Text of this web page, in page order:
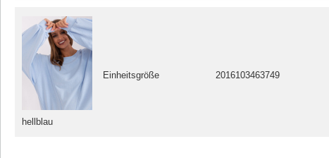
hellblau
Einheitsgröße 2016103463749